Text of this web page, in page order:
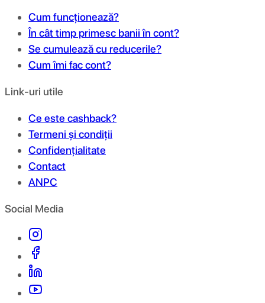
Cum funcționează?
În cât timp primesc banii în cont?
Se cumulează cu reducerile?
Cum îmi fac cont?
Link-uri utile
Ce este cashback?
Termeni și condiții
Confidențialitate
Contact
ANPC
Social Media